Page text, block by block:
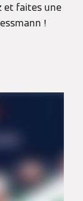
et faites une
!